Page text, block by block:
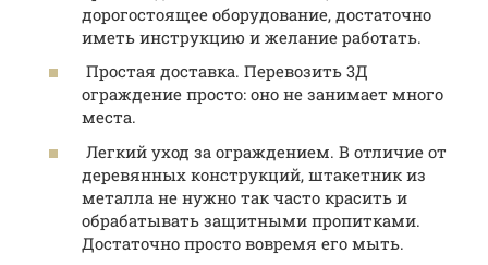
дорогостоящее оборудование, достаточно
иметь инструкцию и желание работать.
Простая доставка. Перевозить 3Д
ограждение просто: оно не занимает много
места.
Легкий уход за ограждением. В отличие от
деревянных конструкций, штакетник из
металла не нужно так часто красить и
обрабатывать защитными пропитками.
Достаточно просто вовремя его мыть.